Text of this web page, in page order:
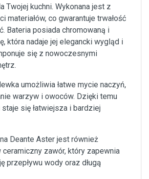
Twojej kuchni. Wykonana jest z
materiałów, co gwarantuje trwałość
Bateria posiada chromowaną i
która nadaje jej elegancki wygląd i
się z nowoczesnymi
umożliwia łatwe mycie naczyń,
warzyw i owoców. Dzięki temu
staje się łatwiejsza i bardziej
Deante Aster jest również
ceramiczny zawór, który zapewnia
przepływu wody oraz długą